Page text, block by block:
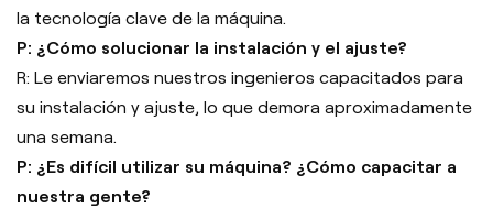
la tecnología clave de la máquina.
P: ¿Cómo solucionar la instalación y el ajuste?
R: Le enviaremos nuestros ingenieros capacitados para
su instalación y ajuste, lo que demora aproximadamente
una semana.
P: ¿Es difícil utilizar su máquina? ¿Cómo capacitar a
nuestra gente?